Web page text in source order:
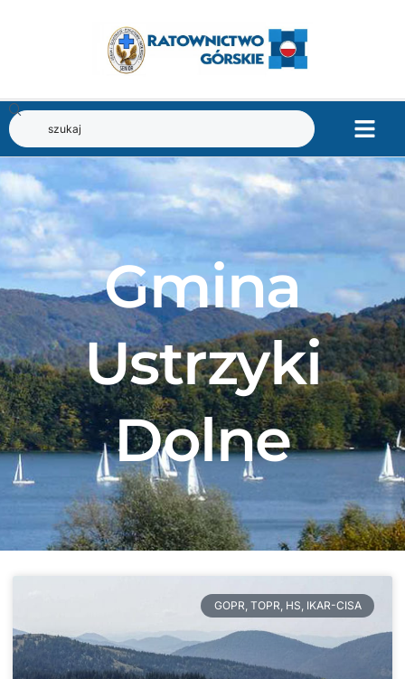
Gmina
Ustrzyki
Dolne
GOPR, TOPR, HS, IKAR-CISA